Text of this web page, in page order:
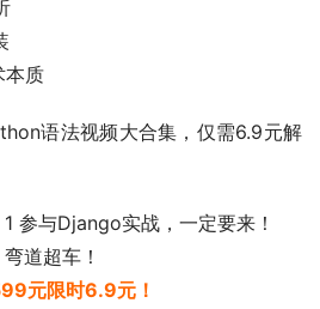
质
语法视频大合集，仅需6.9元解
参与Django实战，一定要来！
弯道超车！
元限时6.9元！